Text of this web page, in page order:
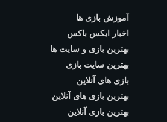
آموزش بازی ها
اخبار ایکس باکس
بهترین بازی و سایت ها
بهترین سایت بازی
بازی های آنلاین
بهترین بازی های آنلاین
بهترین بازی آنلاین